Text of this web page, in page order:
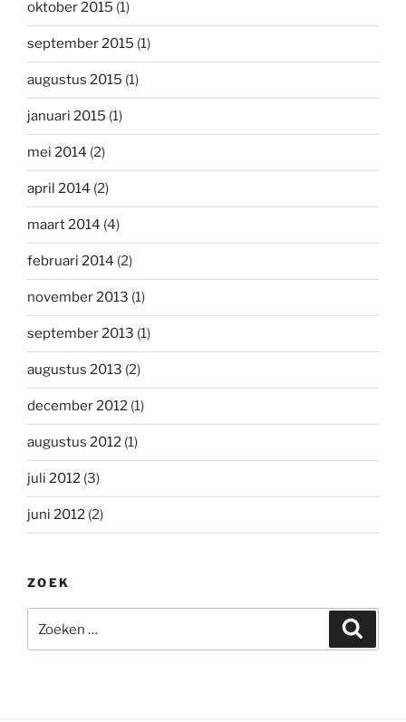
oktober 2015 (1)
september 2015 (1)
augustus 2015 (1)
januari 2015 (1)
mei 2014 (2)
april 2014 (2)
maart 2014 (4)
februari 2014 (2)
november 2013 (1)
september 2013 (1)
augustus 2013 (2)
december 2012 (1)
augustus 2012 (1)
juli 2012 (3)
juni 2012 (2)
ZOEK
naar: